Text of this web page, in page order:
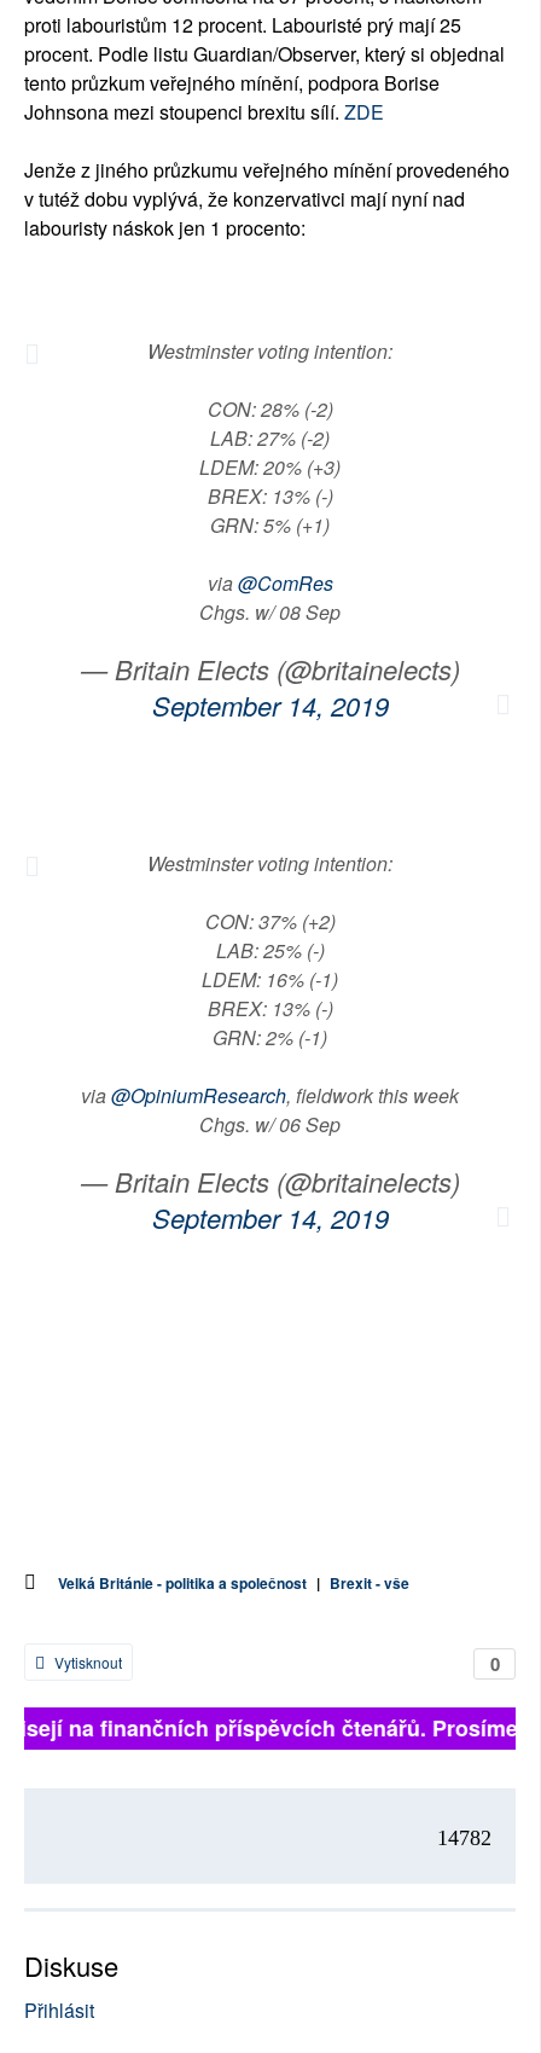
proti labouristům 12 procent. Labouristé prý mají 25
procent. Podle listu Guardian/Observer, který si objednal
tento průzkum veřejného mínění, podpora Borise
Johnsona mezi stoupenci brexitu sílí. ZDE
Jenže z jiného průzkumu veřejného mínění provedeného
v tutéž dobu vyplývá, že konzervativci mají nyní nad
labouristy náskok jen 1 procento:
Westminster voting intention:
CON: 28% (-2)
LAB: 27% (-2)
LDEM: 20% (+3)
BREX: 13% (-)
GRN: 5% (+1)
via@ComRes
Chgs. w/ 08 Sep
— Britain Elects (@britainelects)
September 14, 2019
Westminster voting intention:
CON: 37% (+2)
LAB: 25% (-)
LDEM: 16% (-1)
BREX: 13% (-)
GRN: 2% (-1)
via@OpiniumResearch, fieldwork this week
Chgs. w/ 06 Sep
— Britain Elects (@britainelects)
September 14, 2019
Velká Británie - politika a společnost | Brexit - vše
0
Vytisknout
na finančních příspěvcích čtenářů. Prosíme,
14782
Diskuse
Přihlásit